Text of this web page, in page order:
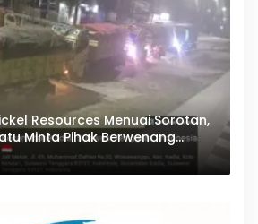
Resources Menuai Sorotan,
Minta Pihak Berwenang